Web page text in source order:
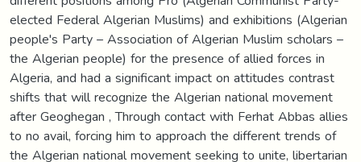
elected Federal Algerian Muslims) and exhibitions (Algerian
people's Party – Association of Algerian Muslim scholars –
the Algerian people) for the presence of allied forces in
Algeria, and had a significant impact on attitudes contrast
shifts that will recognize the Algerian national movement
after Geoghegan , Through contact with Ferhat Abbas allies
to no avail, forcing him to approach the different trends of
the Algerian national movement seeking to unite, libertarian